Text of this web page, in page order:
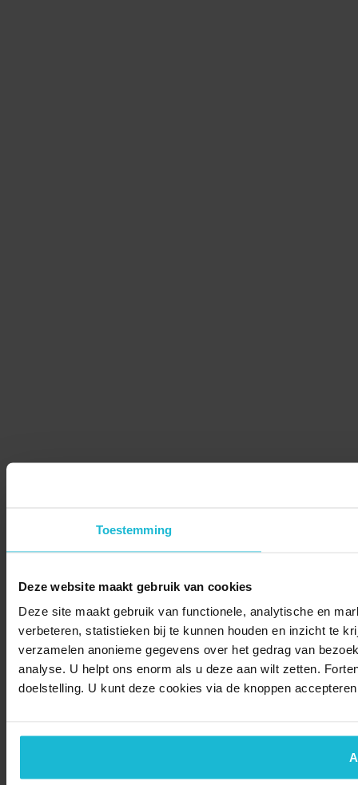
Toestemming
Deze website maakt gebruik van cookies
Deze site maakt gebruik van functionele, analytische en
verbeteren, statistieken bij te kunnen houden en inzicht te
verzamelen anonieme gegevens over het gedrag van
analyse. U helpt ons enorm als u deze aan wilt zetten.
doelstelling. U kunt deze cookies via de knoppen